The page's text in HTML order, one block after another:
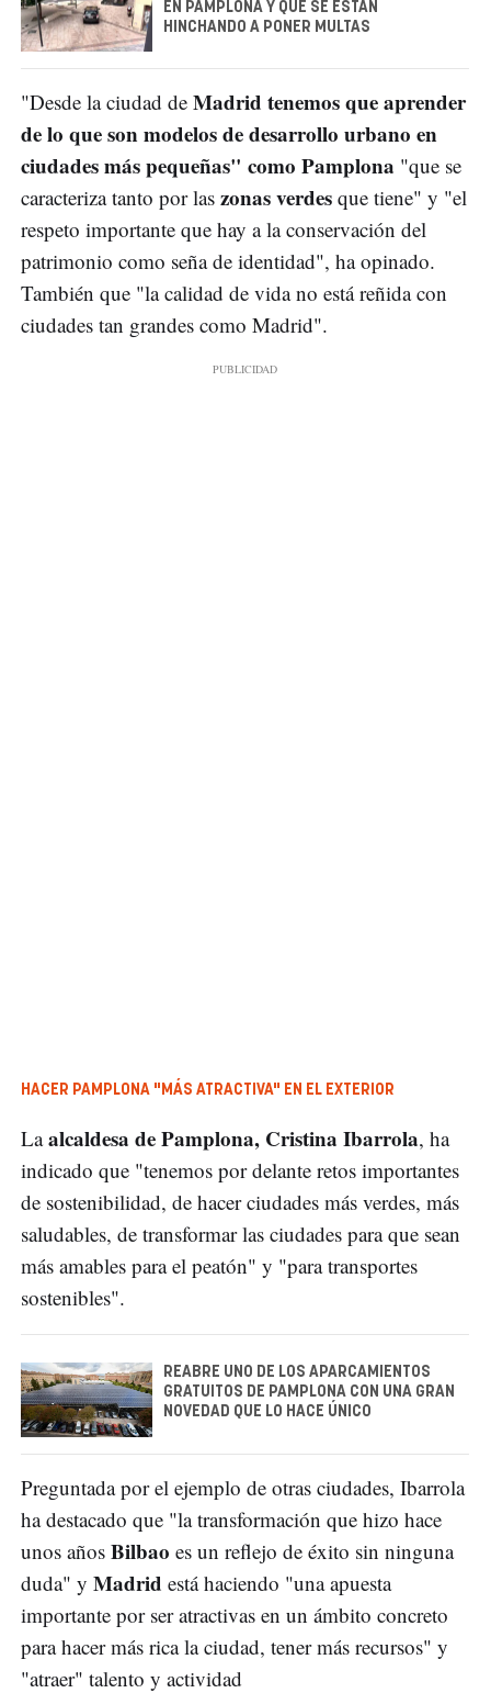
EN PAMPLONA Y QUE SE ESTÁN
HINCHANDO A PONER MULTAS
"Desde la ciudad de Madrid tenemos que aprender
de lo que son modelos de desarrollo urbano en
ciudades más pequeñas" como Pamplona "que se
caracteriza tanto por las zonas verdes que tiene" y "el
respeto importante que hay a la conservación del
patrimonio como seña de identidad", ha opinado.
También que "la calidad de vida no está reñida con
ciudades tan grandes como Madrid".
HACER PAMPLONA "MÁS ATRACTIVA" EN EL EXTERIOR
Laalcaldesa de Pamplona, Cristina Ibarrola, ha
indicado que "tenemos por delante retos importantes
de sostenibilidad, de hacer ciudades más verdes, más
saludables, de transformar las ciudades para que sean
más amables para el peatón" y "para transportes
sostenibles".
REABRE UNO DE LOS APARCAMIENTOS
GRATUITOS DE PAMPLONA CON UNA GRAN
NOVEDAD QUE LO HACE ÚNICO
Preguntada por el ejemplo de otras ciudades, Ibarrola
ha destacado que "la transformación que hizo hace
unos años Bilbao es un reflejo de éxito sin ninguna
duda" y Madrid está haciendo "una apuesta
importante por ser atractivas en un ámbito concreto
para hacer más rica la ciudad, tener más recursos" y
"atraer" talento y actividad